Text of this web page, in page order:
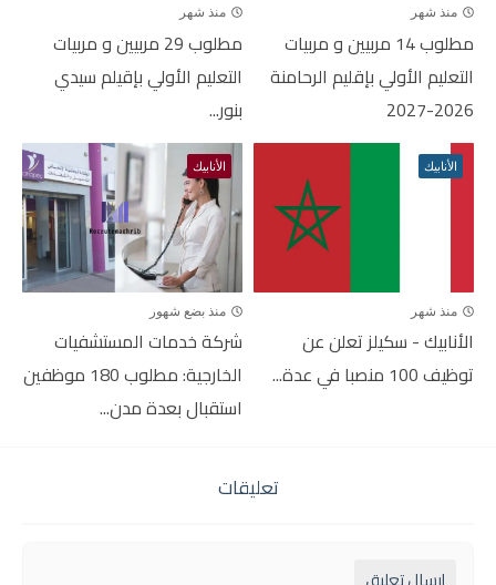
منذ شهر
مطلوب 14 مربيين و مربيات
التعليم الأولي بإقليم الرحامنة
2026-2027
منذ شهر
مطلوب 29 مربيين و مربيات
التعليم الأولي بإقيلم سيدي
بنور...
الأنابيك
منذ شهر
الأنابيك - سكيلز تعلن عن
توظيف 100 منصبا في عدة...
الأنابيك
منذ بضع شهور
شركة خدمات المستشفيات
الخارجية: مطلوب 180 موظفين
استقبال بعدة مدن...
تعليقات